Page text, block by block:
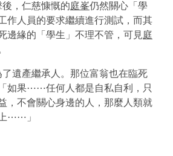
，仁慈慷慨的庭峯仍然關心「學
作人員的要求繼續進行測試，而其
邊緣的「學生」不理不管，可見庭
了遺產繼承人。那位富翁也在臨死
如果⋯⋯任何人都是自私自利，只
不會關心身邊的人，那麼人類就
⋯⋯」